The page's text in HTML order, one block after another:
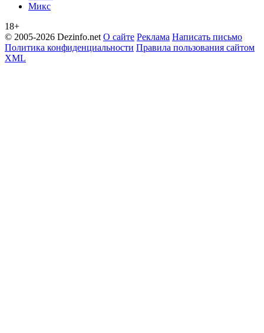
Микс
18+
© 2005-2026 Dezinfo.net О сайте Реклама Написать письмо
Политика конфиденциальности Правила пользования сайтом
XML